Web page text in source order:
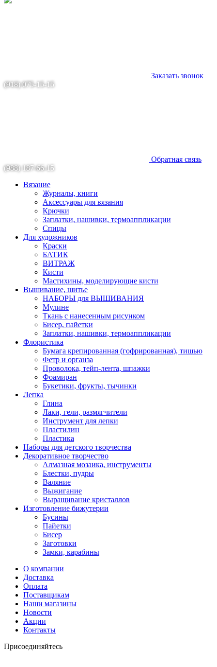
Заказать звонок
(918) 075-15-15
Обратная связь
(988) 187-66-15
Вязание
Журналы, книги
Аксессуары для вязания
Крючки
Заплатки, нашивки, термоаппликации
Спицы
Для художников
Краски
БАТИК
ВИТРАЖ
Кисти
Мастихины, моделирующие кисти
Вышивание, шитье
НАБОРЫ для ВЫШИВАНИЯ
Мулине
Ткань с нанесенным рисунком
Бисер, пайетки
Заплатки, нашивки, термоаппликации
Флористика
Бумага крепированная (гофрированная), тишью
Фетр и органза
Проволока, тейп-лента, шпажки
Фоамиран
Букетики, фрукты, тычинки
Лепка
Глина
Лаки, гели, размягчители
Инструмент для лепки
Пластилин
Пластика
Наборы для детского творчества
Декоративное творчество
Алмазная мозаика, инструменты
Блестки, пудры
Валяние
Выжигание
Выращивание кристаллов
Изготовление бижутерии
Бусины
Пайетки
Бисер
Заготовки
Замки, карабины
О компании
Доставка
Оплата
Поставщикам
Наши магазины
Новости
Акции
Контакты
Присоединяйтесь